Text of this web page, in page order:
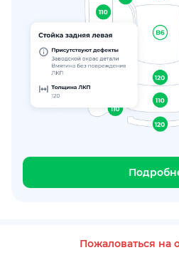
Пожаловаться на